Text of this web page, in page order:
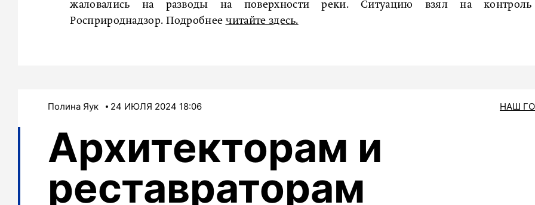
жаловались на разводы на поверхности реки. Ситуацию взял на контроль
Росприроднадзор. Подробнее читайте здесь.
Полина Яук 24 ИЮЛЯ 2024 18:06 НАШ
Архитекторам и
реставраторам